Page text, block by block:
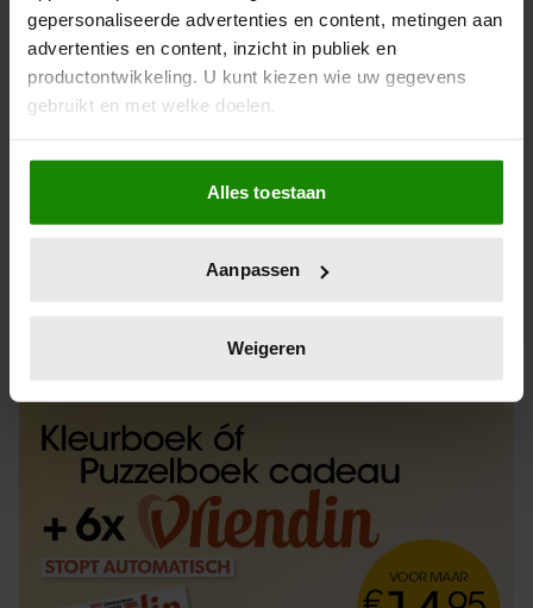
gepersonaliseerde advertenties en content, metingen aan
advertenties en content, inzicht in publiek en
productontwikkeling. U kunt kiezen wie uw gegevens
gebruikt en met welke doelen.
Als u het toestaat, willen we ook graag:
Informatie verzamelen over uw geografische
locatie, die tot een paar meter nauwkeurig kan zijn
scannen op specifieke eigenschappen (fingerprinting)
verwerkt en stel uw voorkeuren in het
intrekken in de Cookieverklaring.
We gebruiken cookies om content en advertenties te
personaliseren, om functies voor social media te bieden
en om ons websiteverkeer te analyseren. Ook delen we
informatie over uw gebruik van onze site met onze
partners voor social media, adverteren en analyse. Deze
partners kunnen deze gegevens combineren met andere
Alles toestaan
Aanpassen
Weigeren